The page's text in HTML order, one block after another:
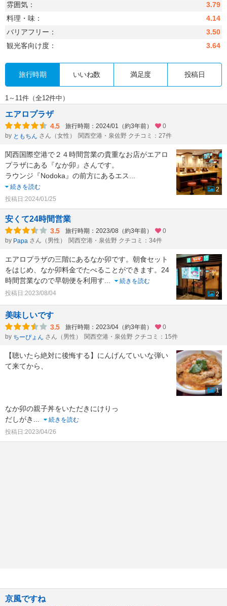
雰囲気：
3.79
料理・味：
4.14
バリアフリー：
3.50
観光客向け度：
3.64
旅行時期 いいね数 満足度 投稿日
1～11件（全12件中）
エアロプラザ
4.5 旅行時期：2024/01（約3年前）
0
by ともちん さん（女性） 関西空港・泉佐野 クチコミ：27件
関西国際空港で２４時間営業の貴重なお店がエアロ
プラザにある『なか卯』さんです。
ラウンジ『Nodoka』の前方にあるエス
続きを読む
投稿日:2024/01/25
2
安くて24時間営業
3.5 旅行時期：2023/08（約3年前）
0
by Papa さん（男性） 関西空港・泉佐野 クチコミ：34件
エアロプラザの三階にあるなか卯です。朝食セット
をはじめ、なか卯料金でたべることができます。24
時間営業なので早朝便を利用す
続きを読む
投稿日:2023/08/04
2
美味しいです
3.5 旅行時期：2023/04（約3年前）
0
by ちーぴょん さん（男性） 関西空港・泉佐野 クチコミ：15件
【聴いたら絶対に後悔する】にんげんていいな弾い
て来てから、
なか卯の親子丼をいただきにけりっ
だしがき
続きを読む
投稿日:2023/04/26
1
京風ですね